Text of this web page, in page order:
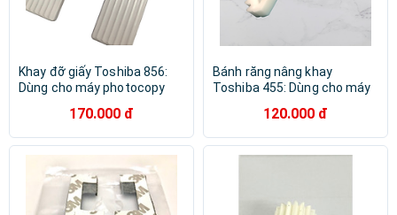
Khay đỡ giấy Toshiba 856:
Dùng cho máy photocopy
720/ 723/ 850/ 853/ 555/
655/ 556/ 656/ 756/ 856/
khẩu )
170.000 đ
Bánh răng nâng khay
Toshiba 455: Dùng cho máy
206 | 255| 256 | 305| 307 | 355
| 356 | 357 | 455 | 456 | 457 |
120.000 đ